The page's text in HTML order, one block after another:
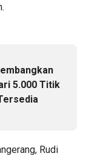
5.000 Titik
Rudi